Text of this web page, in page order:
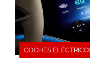
COCHES